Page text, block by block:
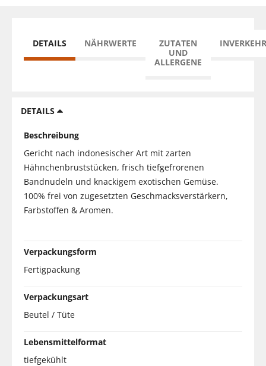
DETAILS NÄHRWERTE
ZUTATEN
UND
ALLERGENE
DETAILS
Beschreibung
Gericht nach indonesischer Art mit zarten
Hähnchenbruststücken, frisch tiefgefrorenen
Bandnudeln und knackigem exotischen Gemüse.
100% frei von zugesetzten Geschmacksverstärkern,
Farbstoffen & Aromen.
Verpackungsform
Fertigpackung
Verpackungsart
Beutel / Tüte
Lebensmittelformat
tiefgekühlt